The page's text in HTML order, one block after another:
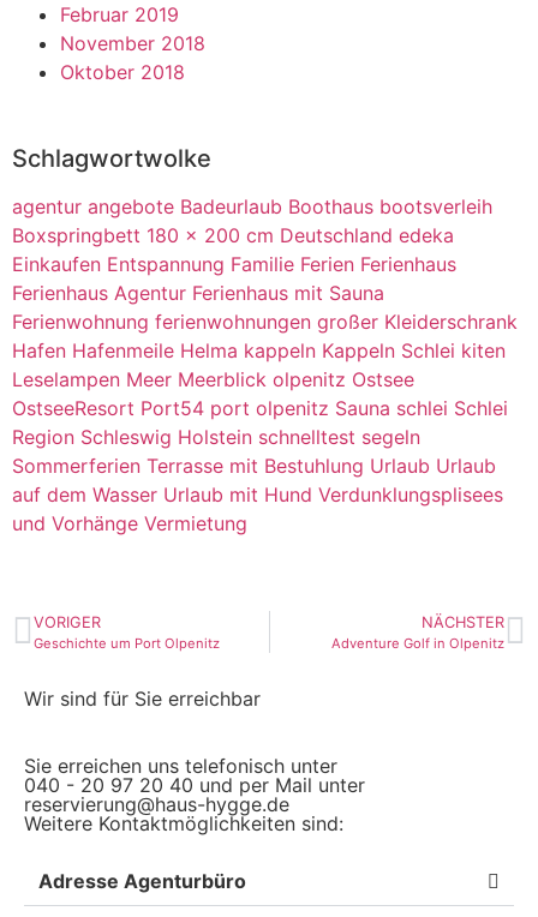
Februar 2019
November 2018
Oktober 2018
Schlagwortwolke
agentur angebote Badeurlaub Boothaus bootsverleih
Boxspringbett 180 x 200 cm Deutschland edeka
Einkaufen Entspannung Familie Ferien Ferienhaus
Ferienhaus Agentur Ferienhaus mit Sauna
Ferienwohnung ferienwohnungen großer Kleiderschrank
Hafen Hafenmeile Helma kappeln Kappeln Schlei kiten
Leselampen Meer Meerblick olpenitz Ostsee
OstseeResort Port54 port olpenitz Sauna schlei Schlei
Region Schleswig Holstein schnelltest segeln
Sommerferien Terrasse mit Bestuhlung Urlaub Urlaub
auf dem Wasser Urlaub mit Hund Verdunklungsplisees
und Vorhänge Vermietung
VORIGER
Geschichte um Port Olpenitz
NÄCHSTER
Adventure Golf in Olpenitz
Wir sind für Sie erreichbar
Sie erreichen uns telefonisch unter
040 - 20 97 20 40 und per Mail unter
reservierung@haus-hygge.de
Weitere Kontaktmöglichkeiten sind:
Adresse Agenturbüro